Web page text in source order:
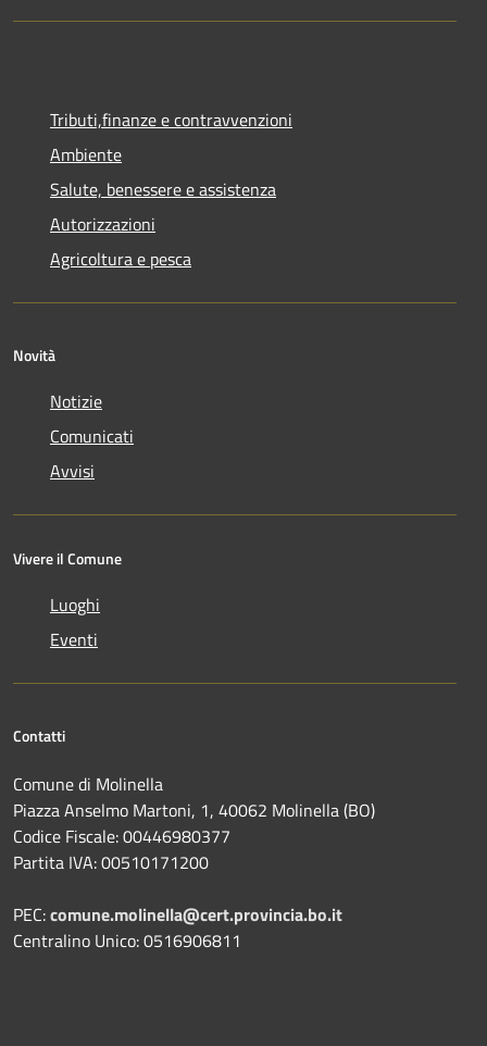
Tributi,finanze e contravvenzioni
Ambiente
Salute, benessere e assistenza
Autorizzazioni
Agricoltura e pesca
Novità
Notizie
Comunicati
Avvisi
Vivere il Comune
Luoghi
Eventi
Contatti
Comune di Molinella
Piazza Anselmo Martoni, 1, 40062 Molinella (BO)
Codice Fiscale: 00446980377
Partita IVA: 00510171200
PEC:comune.molinella@cert.provincia.bo.it
Centralino Unico: 0516906811